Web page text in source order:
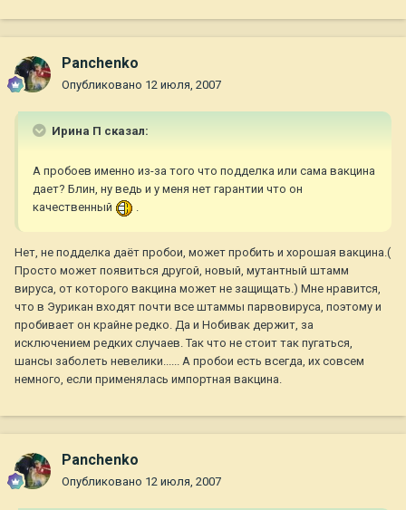
Panchenko
Опубликовано 12 июля, 2007
Ирина П сказал:
А пробоев именно из-за того что подделка или сама вакцина
дает? Блин, ну ведь и у меня нет гарантии что он
качественный
.
Нет, не подделка даёт пробои, может пробить и хорошая вакцина.(
Просто может появиться другой, новый, мутантный штамм
вируса, от которого вакцина может не защищать.) Мне нравится,
что в Эурикан входят почти все штаммы парвовируса, поэтому и
пробивает он крайне редко. Да и Нобивак держит, за
исключением редких случаев. Так что не стоит так пугаться,
шансы заболеть невелики...... А пробои есть всегда, их совсем
немного, если применялась импортная вакцина.
Panchenko
Опубликовано 12 июля, 2007